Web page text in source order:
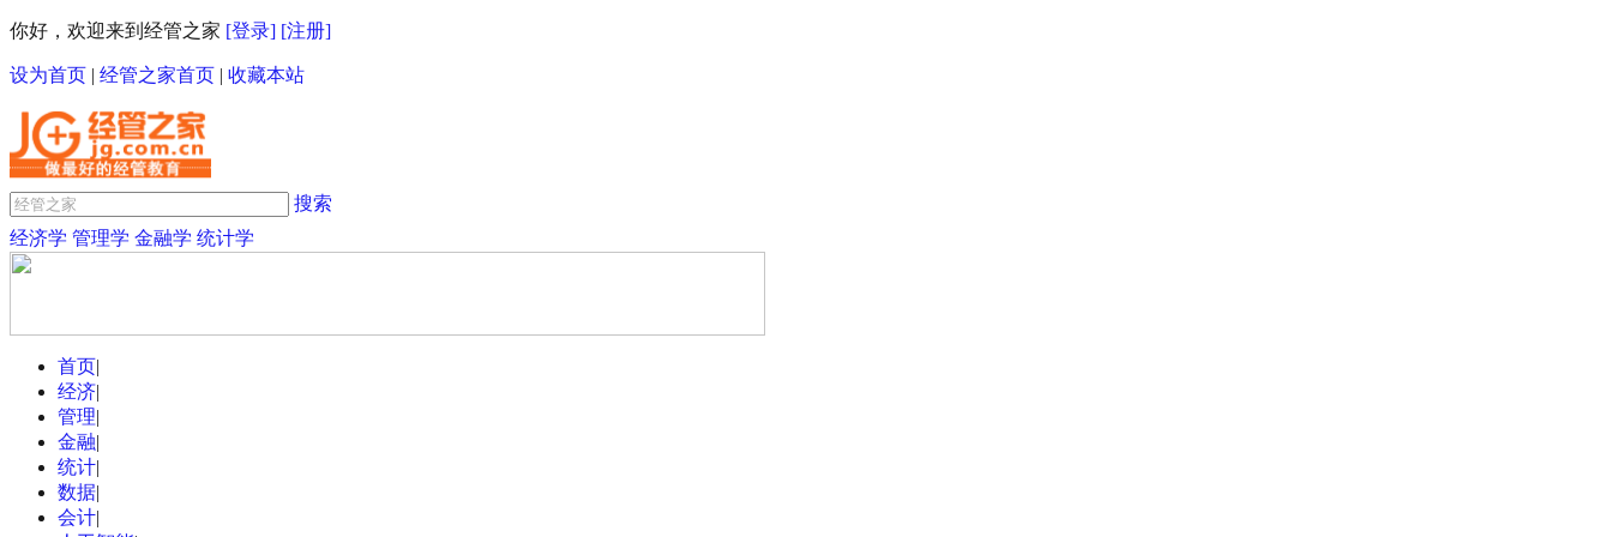
你好，欢迎来到经管之家 [登录] [注册]
设为首页 | 经管之家首页 | 收藏本站
搜索
经济学 管理学 金融学 统计学
首页|
经济|
管理|
金融|
统计|
数据|
会计|